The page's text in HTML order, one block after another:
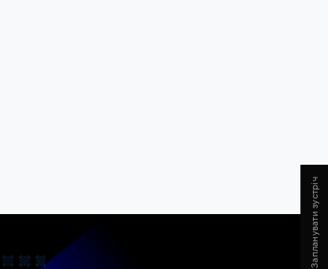
Запланувати зустріч